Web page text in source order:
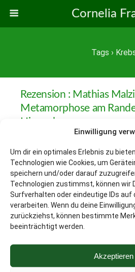
Einwilligung
Um dir ein optimales Erlebnis zu
Technologien wie Cookies, um
speichern und/oder darauf
Technologien zustimmst, können wir
Surfverhalten oder eindeutige IDs auf
verarbeiten. Wenn du deine
zurückziehst, können bestimmte
beeinträchtigt werden.
Akzeptieren
Cornelia
Tags ›
Rezension : Mathias
Metamorphose am
Himmels
Zum
Mobil